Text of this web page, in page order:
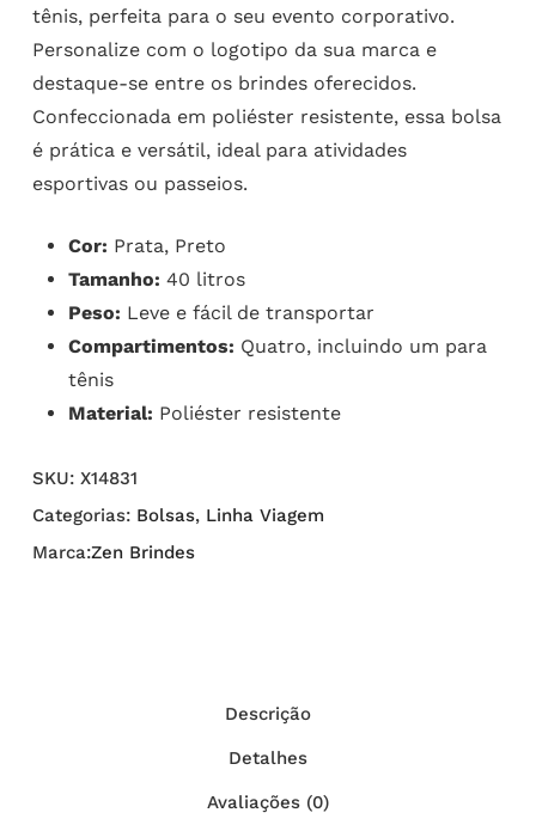
tênis, perfeita para o seu evento corporativo.
Personalize com o logotipo da sua marca e
destaque-se entre os brindes oferecidos.
Confeccionada em poliéster resistente, essa bolsa
é prática e versátil, ideal para atividades
esportivas ou passeios.
Cor: Prata, Preto
Tamanho: 40 litros
Peso: Leve e fácil de transportar
Compartimentos: Quatro, incluindo um para
tênis
Material: Poliéster resistente
SKU: X14831
Categorias: Bolsas, Linha Viagem
Marca:Zen Brindes
Descrição
Detalhes
Avaliações (0)